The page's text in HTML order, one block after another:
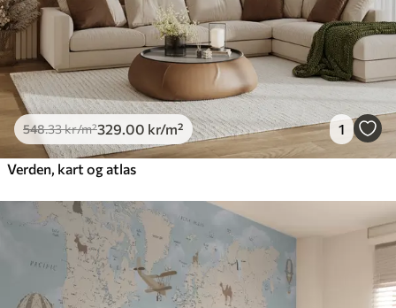
548.33kr/m²329.00 kr/m² 1
Verden, kart og atlas